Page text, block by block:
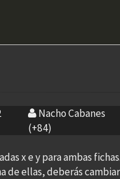
Nacho Cabanes
(+84)
x e y para ambas
de ellas, deberás